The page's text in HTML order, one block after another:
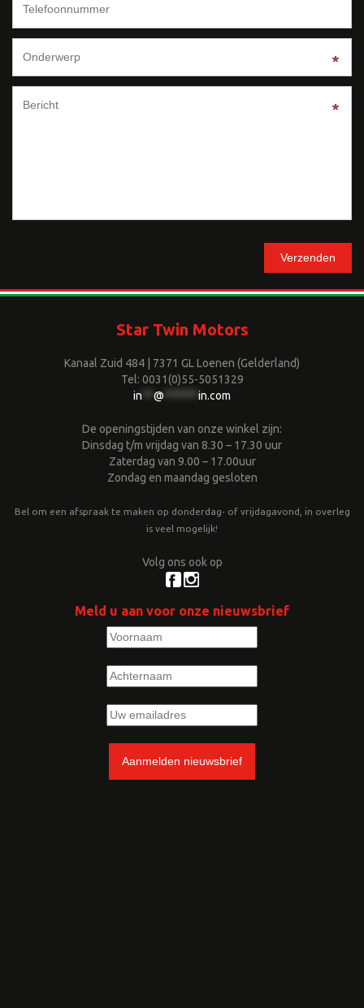
*
*
*
*
*
*
Star Twin Motors
Kanaal Zuid 484 | 7371 GL Loenen (Gelderland)
Tel: 0031(0)55-5051329
in
@ in.com
De openingstijden van onze winkel zijn:
Dinsdag t/m vrijdag van 8.30 – 17.30 uur
Zaterdag van 9.00 – 17.00uur
Zondag en maandag gesloten
Bel om een afspraak te maken op donderdag- of vrijdagavond, in overleg
is veel mogelijk!
Volg ons ook op
Meld u aan voor onze nieuwsbrief